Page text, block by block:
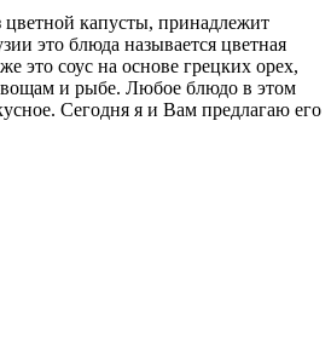
капусты, принадлежит
это блюда называется цветная
это соус на основе грецких орех,
и рыбе. Любое блюдо в этом
Сегодня я и Вам предлагаю его